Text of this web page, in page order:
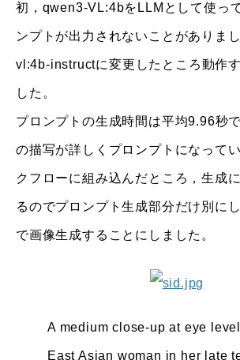
初，qwen3-VL:4bをLLMとして使っ
ンプトが出力されないことがありま
vl:4b-instructに変更したところ動作
した。
プロンプトの生成時間は平均9.96秒
の描写が詳しくプロンプトになって
クフローに組み込んだところ，生成
るのでプロンプト生成部分だけ別に
で画像生成することにしました。
A medium close-up at eye
East Asian woman in her late